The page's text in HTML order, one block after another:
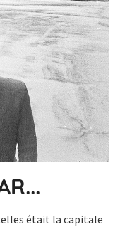
était la capitale